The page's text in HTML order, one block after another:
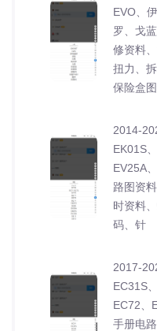
EVO、
罗、戈
修资料
扭力、
保险盒
2014-
EK01S
EV25A
路图资
时资料
码、针
2017-
EC31S
EC72、
手册电